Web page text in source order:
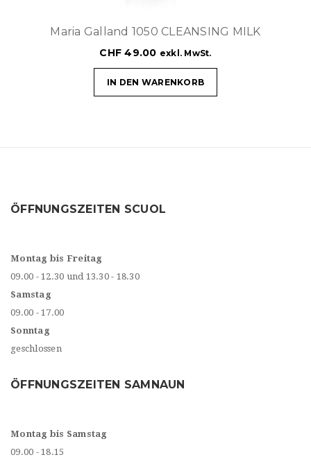
Maria Galland 1050 CLEANSING MILK
CHF 49.00 exkl. MwSt.
IN DEN WARENKORB
ÖFFNUNGSZEITEN SCUOL
Montag bis Freitag
09.00 - 12.30 und 13.30 - 18.30
Samstag
09.00 - 17.00
Sonntag
geschlossen
ÖFFNUNGSZEITEN SAMNAUN
Montag bis Samstag
09.00 - 18.15